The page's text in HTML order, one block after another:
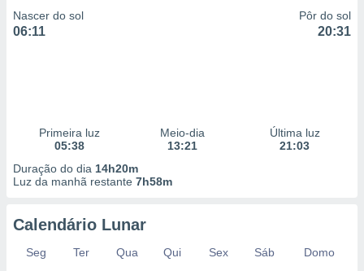
Nascer do sol
06:11
Pôr do sol
20:31
Primeira luz
05:38
Meio-dia
13:21
Última luz
21:03
Duração do dia 14h20m
Luz da manhã restante 7h58m
Calendário Lunar
Seg Ter Qua Qui Sex Sáb
Domo